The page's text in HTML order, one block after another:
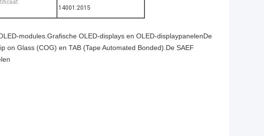
14001:2015
modules.Grafische OLED-displays en OLED-displaypanelenDe
on Glass (COG) en TAB (Tape Automated Bonded).De SAEF